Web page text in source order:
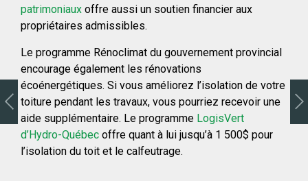
patrimoniaux offre aussi un soutien financier aux
propriétaires admissibles.
Le programme Rénoclimat du gouvernement provincial
encourage également les rénovations
écoénergétiques. Si vous améliorez l’isolation de votre
toiture pendant les travaux, vous pourriez recevoir une
aide supplémentaire. Le programme LogisVert
d’Hydro-Québec offre quant à lui jusqu’à 1 500$ pour
l’isolation du toit et le calfeutrage.